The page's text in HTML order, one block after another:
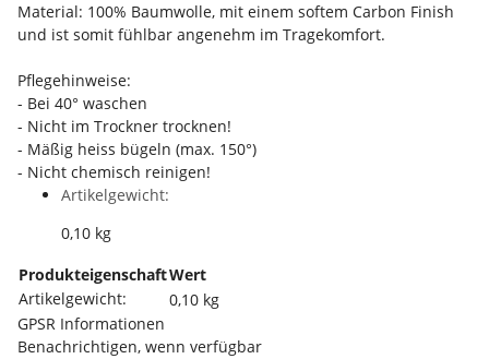
Material: 100% Baumwolle, mit einem softem Carbon Finish
und ist somit fühlbar angenehm im Tragekomfort.
Pflegehinweise:
- Bei 40° waschen
- Nicht im Trockner trocknen!
- Mäßig heiss bügeln (max. 150°)
- Nicht chemisch reinigen!
Artikelgewicht:
0,10 kg
ProdukteigenschaftWert
Artikelgewicht:
0,10 kg
GPSR Informationen
Benachrichtigen, wenn verfügbar